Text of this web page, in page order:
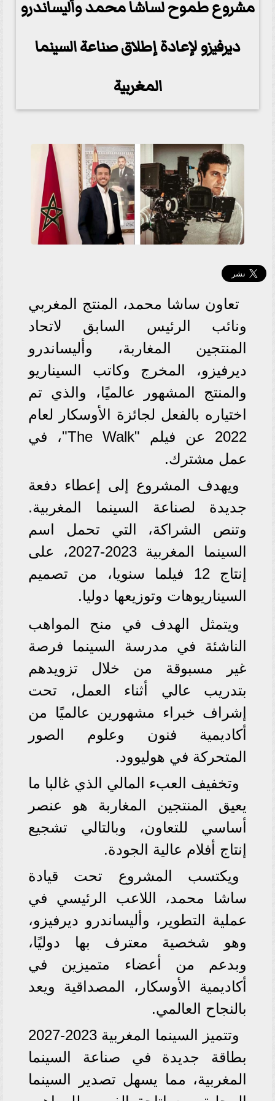
مشروع طموح لساشا محمد وأليساندرو
ديرفيزو لإعادة إطلاق صناعة السينما
المغربية
تعاون ساشا محمد، المنتج المغربي
ونائب الرئيس السابق لاتحاد
المنتجين المغاربة، وأليساندرو
ديرفيزو، المخرج وكاتب السيناريو
والمنتج المشهور عالميًا، والذي تم
اختياره بالفعل لجائزة الأوسكار لعام
2022 عن فيلم "The Walk"، في
عمل مشترك.
ويهدف المشروع إلى إعطاء دفعة
جديدة لصناعة السينما المغربية.
وتنص الشراكة، التي تحمل اسم
السينما المغربية 2023-2027، على
إنتاج 12 فيلما سنويا، من تصميم
السيناريوهات وتوزيعها دوليا.
ويتمثل الهدف في منح المواهب
الناشئة في مدرسة السينما فرصة
غير مسبوقة من خلال تزويدهم
بتدريب عالي أثناء العمل، تحت
إشراف خبراء مشهورين عالميًا من
أكاديمية فنون وعلوم الصور
المتحركة في هوليوود.
وتخفيف العبء المالي الذي غالبا ما
يعيق المنتجين المغاربة هو عنصر
أساسي للتعاون، وبالتالي تشجيع
إنتاج أفلام عالية الجودة.
ويكتسب المشروع تحت قيادة
ساشا محمد، اللاعب الرئيسي في
عملية التطوير، وأليساندرو ديرفيزو،
وهو شخصية معترف بها دوليًا،
وبدعم من أعضاء متميزين في
أكاديمية الأوسكار، المصداقية ويعد
بالنجاح العالمي.
وتتميز السينما المغربية 2023-2027
بطاقة جديدة في صناعة السينما
المغربية، مما يسهل تصدير السينما